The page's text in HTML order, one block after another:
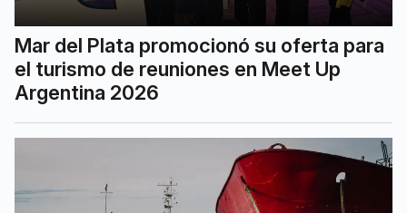
Mar del Plata promocionó su oferta para
el turismo de reuniones en Meet Up
Argentina 2026